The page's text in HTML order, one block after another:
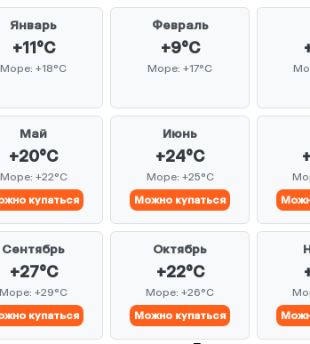
Январь
+11°C
Море: +18°C
Февраль
+9°C
Море: +17°C
Май
+20°C
Море: +22°C
купаться
Июнь
+24°C
Море: +25°C
Можно купаться
Сентябрь
+27°C
Море: +29°C
купаться
Октябрь
+22°C
Море: +26°C
Можно купаться